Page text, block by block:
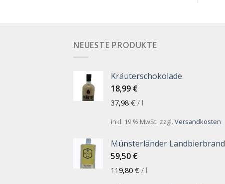
NEUESTE PRODUKTE
Kräuterschokolade
18,99 €
37,98 € / l
inkl. 19 % MwSt. zzgl. Versandkosten
Münsterländer Landbierbrand
59,50 €
119,80 € / l